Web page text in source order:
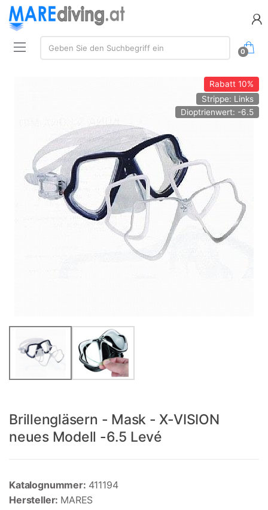
Suchen:
Geben Sie den Suchbegriff ein
0
Rabatt10%
Strippe: Links
Dioptrienwert: -6.5
Brillengläsern - Mask - X-VISION
neues Modell -6.5 Levé
Katalognummer: 411194
Hersteller: MARES